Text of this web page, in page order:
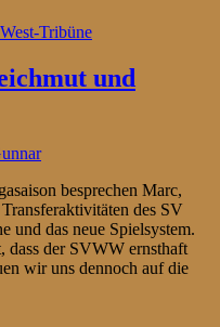
und
besprechen Marc,
des SV
und das neue Spielsystem.
dass der SVWW ernsthaft
wir uns dennoch auf die